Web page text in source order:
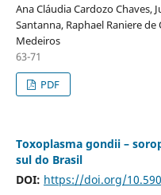
Ana Cláudia Cardozo Chaves,
Santanna, Raphael Raniere
Medeiros
63-71
PDF
Toxoplasma gondii –
sul do Brasil
DOI: https://doi.org/